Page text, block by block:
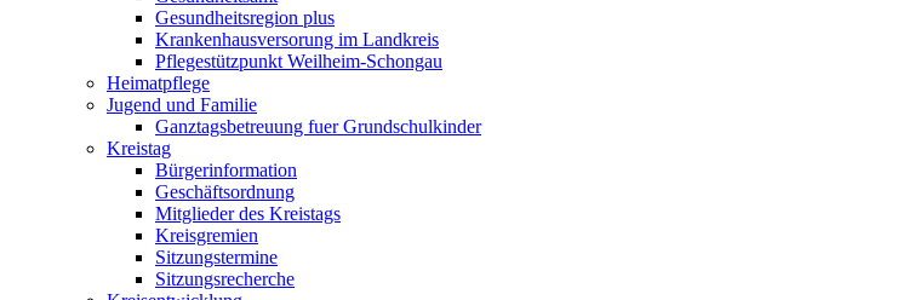
Gesundheitsregion plus
Krankenhausversorung im Landkreis
Pflegestützpunkt Weilheim-Schongau
Heimatpflege
Jugend und Familie
Ganztagsbetreuung fuer Grundschulkinder
Kreistag
Bürgerinformation
Geschäftsordnung
Mitglieder des Kreistags
Kreisgremien
Sitzungstermine
Sitzungsrecherche